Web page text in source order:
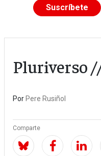
Suscríbete
Pluriverso
Por Pere Rusiñol
Comparte